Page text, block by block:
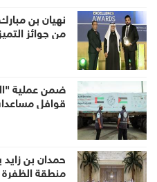
نهيان بن
من جوائز
قوافل
حمدان بن زايد
منطقة الظفرة